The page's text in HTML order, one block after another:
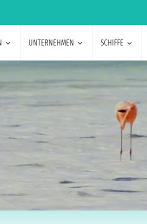
UNTERNEHMEN SCHIFFE